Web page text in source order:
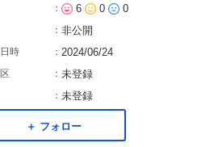
： 6 0 0
： 非公開
時 ： 2024/06/24
： 未登録
： 未登録
＋ フォロー